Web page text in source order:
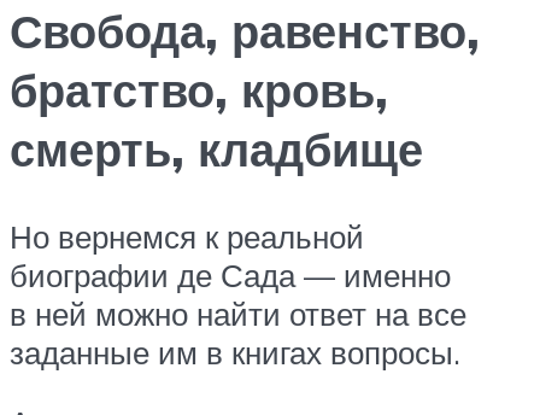
Свобода, равенство,
братство, кровь,
смерть, кладбище
Но вернемся к реальной
биографии де Сада — именно
в ней можно найти ответ на все
заданные им в книгах вопросы.